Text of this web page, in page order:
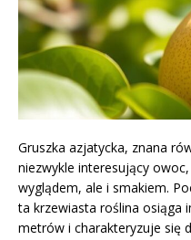
Gruszka azjatycka, znana
niezwykle interesujący
wyglądem, ale i smakiem.
ta krzewiasta roślina osiąga
metrów i charakteryzuje się